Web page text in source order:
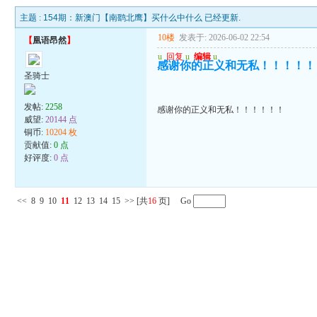
主题 : 154期：新澳门【南鹞北鹰】买什么中什么 已经更新.
【凰语昂然】
圣骑士
发帖:2258
威望:20144 点
铜币: 10204 枚
贡献值:0 点
好评度:0 点
10楼 发表于: 2026-06-02 22:54
u 回复 u 编辑 u
感谢你的正义和无私！！！！！
感谢你的正义和无私！！！！！！
<< 8 9 10 11 12 13 14 15 >> [共16 页] Go